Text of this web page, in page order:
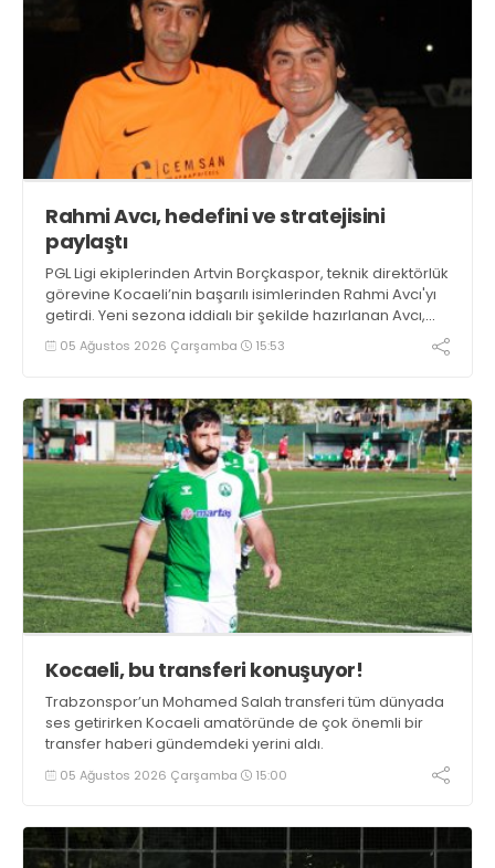
Rahmi Avcı, hedefini ve stratejisini
paylaştı
PGL Ligi ekiplerinden Artvin Borçkaspor, teknik direktörlük
görevine Kocaeli’nin başarılı isimlerinden Rahmi Avcı'yı
getirdi. Yeni sezona iddialı bir şekilde hazırlanan Avcı,
duygularını aktardı.
05 Ağustos 2026 Çarşamba 15:53
Kocaeli, bu transferi konuşuyor!
Trabzonspor’un Mohamed Salah transferi tüm dünyada
ses getirirken Kocaeli amatöründe de çok önemli bir
transfer haberi gündemdeki yerini aldı.
05 Ağustos 2026 Çarşamba 15:00